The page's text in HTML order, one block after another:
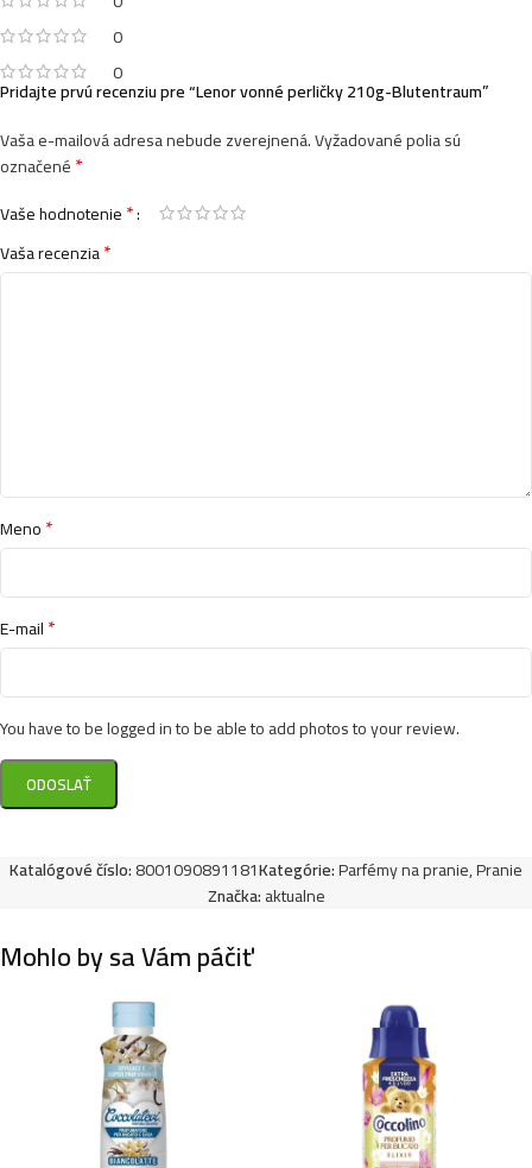
0
0
Pridajte prvú recenziu pre “Lenor vonné perličky 210g-Blutentraum”
Vaša e-mailová adresa nebude zverejnená.Vyžadované polia sú
označené*
Vaše hodnotenie*
Vaša recenzia*
Meno*
E-mail*
You have to be logged in to be able to add photos to your review.
Katalógové číslo:8001090891181Kategórie:Parfémy na pranie,Pranie
Značka:aktualne
Mohlo by sa Vám páčiť